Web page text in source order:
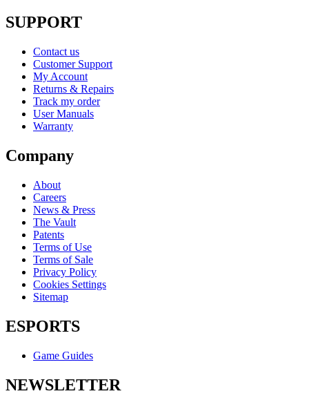
SUPPORT
Contact us
Customer Support
My Account
Returns & Repairs
Track my order
User Manuals
Warranty
Company
About
Careers
News & Press
The Vault
Patents
Terms of Use
Terms of Sale
Privacy Policy
Cookies Settings
Sitemap
ESPORTS
Game Guides
NEWSLETTER